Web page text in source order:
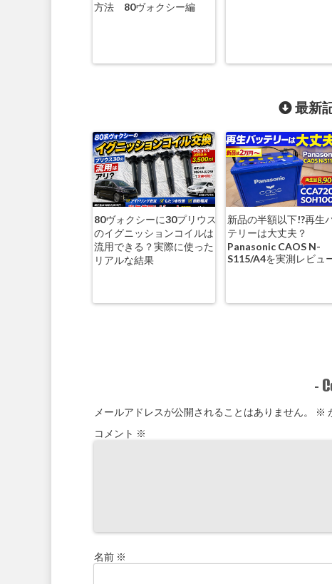
方法 80ヴォクシー編
最新
80ヴォクシーに30プリウス
のイグニッションコイルは
流用できる？実際に使った
リアルな結果
新品の半額以下!?再生
テリーは大丈夫？
Panasonic CAOS N-
S115/A4を実測レビュ
-
メールアドレスが公開されることはありません。 ※
コメント ※
名前 ※